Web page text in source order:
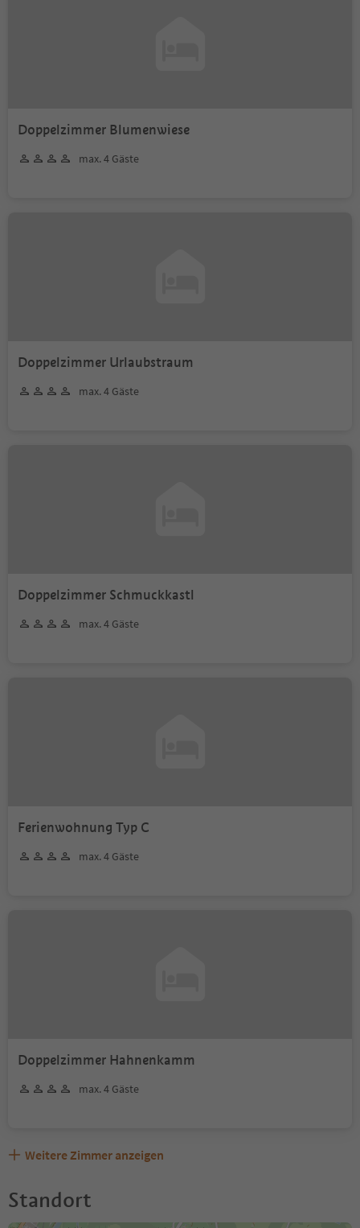
Doppelzimmer Blumenwiese
max. 4 Gäste
Doppelzimmer Urlaubstraum
max. 4 Gäste
Doppelzimmer Schmuckkastl
max. 4 Gäste
Ferienwohnung Typ C
max. 4 Gäste
Doppelzimmer Hahnenkamm
max. 4 Gäste
Weitere Zimmer anzeigen
Standort